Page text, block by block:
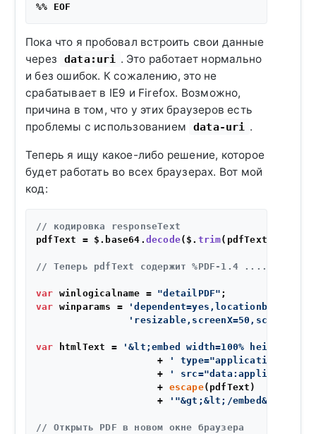
Пока что я пробовал встроить свои данные
через
data:uri
. Это работает нормально
и без ошибок. К сожалению, это не
срабатывает в IE9 и Firefox. Возможно,
причина в том, что у этих браузеров есть
проблемы с использованием
data-uri .
Теперь я ищу какое-либо решение, которое
будет работать во всех браузерах. Вот мой
код:
// кодировка responseText
pdfText = $.base64. decode($. trim(pdfText));
// Теперь pdfText содержит %PDF-1.4 ......
var winlogicalname = "detailPDF"
var winparams =
var htmlText =
'&lt;embed width=100%
                     +
' type="application/pdf"'
                     +
' src="data:application/
                     +
escape(pdfText)
                     +
'"&gt;&lt;/embed&gt;'
// Открыть PDF в новом окне браузера